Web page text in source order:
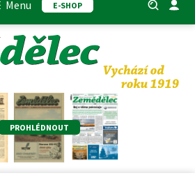
Menu E-SHOP
PROHLÉDNOUT